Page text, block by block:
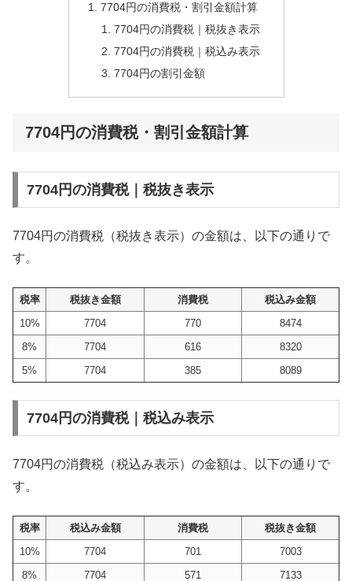
7704円の消費税・割引金額計算
7704円の消費税｜税抜き表示
7704円の消費税｜税込み表示
7704円の割引金額
7704円の消費税・割引金額計算
7704円の消費税｜税抜き表示
7704円の消費税（税抜き表示）の金額は、以下の通りで
す。
税率 税抜き金額 消費税
税込み金額
10%
7704 770
8474
8%
7704 616
8320
5%
7704 385 8089
7704円の消費税｜税込み表示
7704円の消費税（税込み表示）の金額は、以下の通りで
す。
税率 税込み金額 消費税
税抜き金額
10%
7704 701
7003
8%
7704 571
7133